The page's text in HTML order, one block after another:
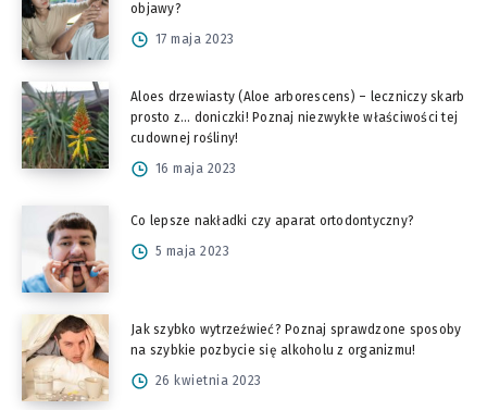
objawy?
17 maja 2023
Aloes drzewiasty (Aloe arborescens) – leczniczy skarb
prosto z… doniczki! Poznaj niezwykłe właściwości tej
cudownej rośliny!
16 maja 2023
Co lepsze nakładki czy aparat ortodontyczny?
5 maja 2023
Jak szybko wytrzeźwieć? Poznaj sprawdzone sposoby
na szybkie pozbycie się alkoholu z organizmu!
26 kwietnia 2023